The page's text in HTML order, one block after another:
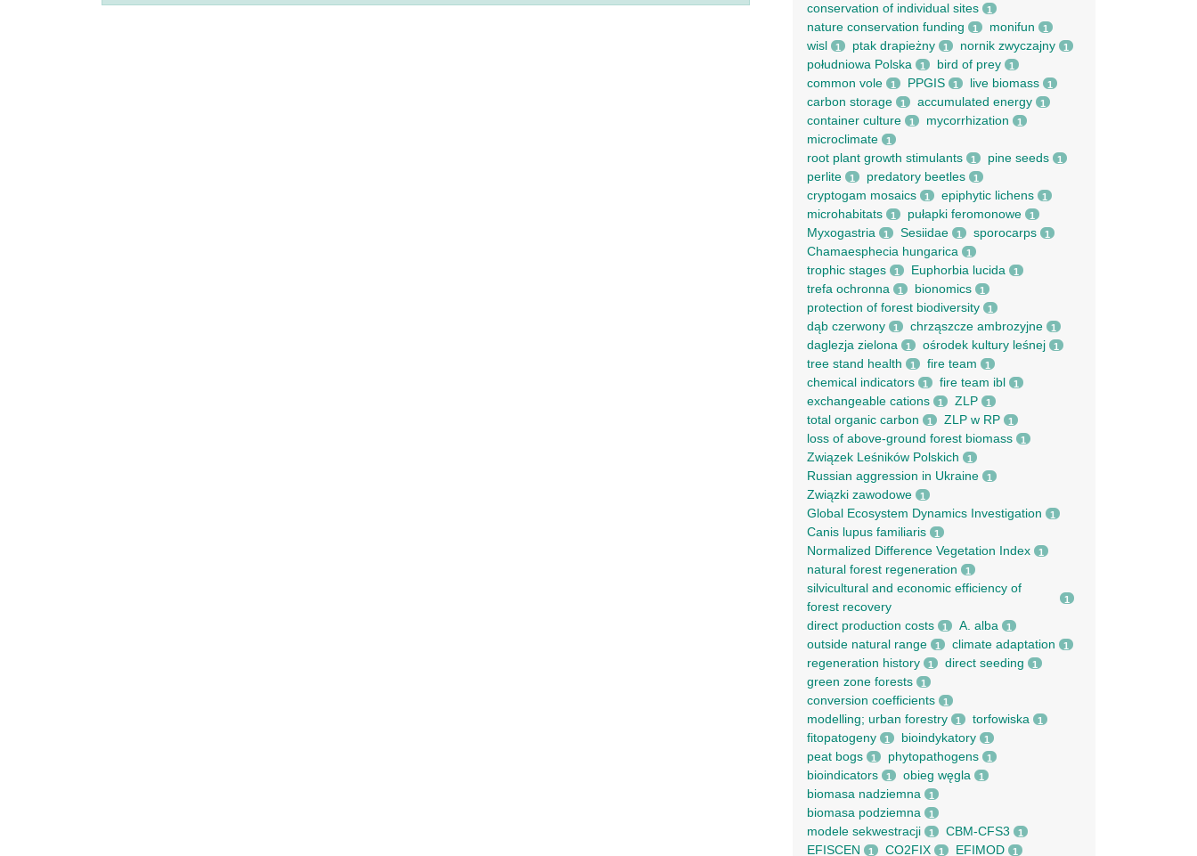
conservation of individual sites 1
nature conservation funding 1 monifun 1
wisl 1 ptak drapieżny 1 nornik zwyczajny 1
południowa Polska 1 bird of prey 1
common vole 1 PPGIS 1 live biomass 1
carbon storage 1 accumulated energy 1
container culture 1 mycorrhization 1
microclimate 1
root рlant growth stimulants 1 pine seeds 1
perlite 1 predatory beetles 1
cryptogam mosaics 1 epiphytic lichens 1
microhabitats 1 pułapki feromonowe 1
Myxogastria 1 Sesiidae 1 sporocarps 1
Chamaesphecia hungarica 1
trophic stages 1 Euphorbia lucida 1
trefa ochronna 1 bionomics 1
protection of forest biodiversity 1
dąb czerwony 1 chrząszcze ambrozyjne 1
daglezja zielona 1 ośrodek kultury leśnej 1
tree stand health 1 fire team 1
chemical indicators 1 fire team ibl 1
exchangeable cations 1 ZLP 1
total organic carbon 1 ZLP w RP 1
loss of above-ground forest biomass 1
Związek Leśników Polskich 1
Russian aggression in Ukraine 1
Związki zawodowe 1
Global Ecosystem Dynamics Investigation 1
Canis lupus familiaris 1
Normalized Difference Vegetation Index 1
natural forest regeneration 1
silvicultural and economic efficiency of
forest recovery
1
direct production costs 1 A. alba 1
outside natural range 1 climate adaptation 1
regeneration history 1 direct seeding 1
green zone forests 1
conversion coefficients 1
modelling; urban forestry 1 torfowiska 1
fitopatogeny 1 bioindykatory 1
peat bogs 1 phytopathogens 1
bioindicators 1 obieg węgla 1
biomasa nadziemna 1
biomasa podziemna 1
modele sekwestracji 1 CBM-CFS3 1
EFISCEN 1 CO2FIX 1 EFIMOD 1